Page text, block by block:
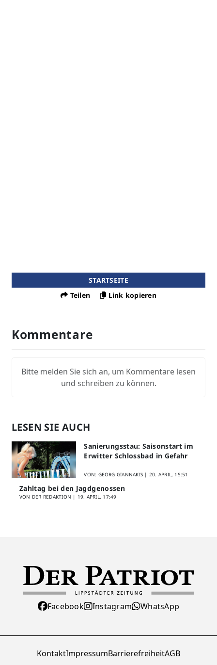
STARTSEITE
Teilen
Link kopieren
Kommentare
Bitte melden Sie sich an, um Kommentare lesen
und schreiben zu können.
LESEN SIE AUCH
Sanierungsstau: Saisonstart im
Erwitter Schlossbad in Gefahr
VON: GEORG GIANNAKIS | 20. APRIL, 15:51
Zahltag bei den Jagdgenossen
VON DER REDAKTION | 19. APRIL, 17:49
Facebook Instagram WhatsApp
KontaktImpressumBarrierefreiheitAGB